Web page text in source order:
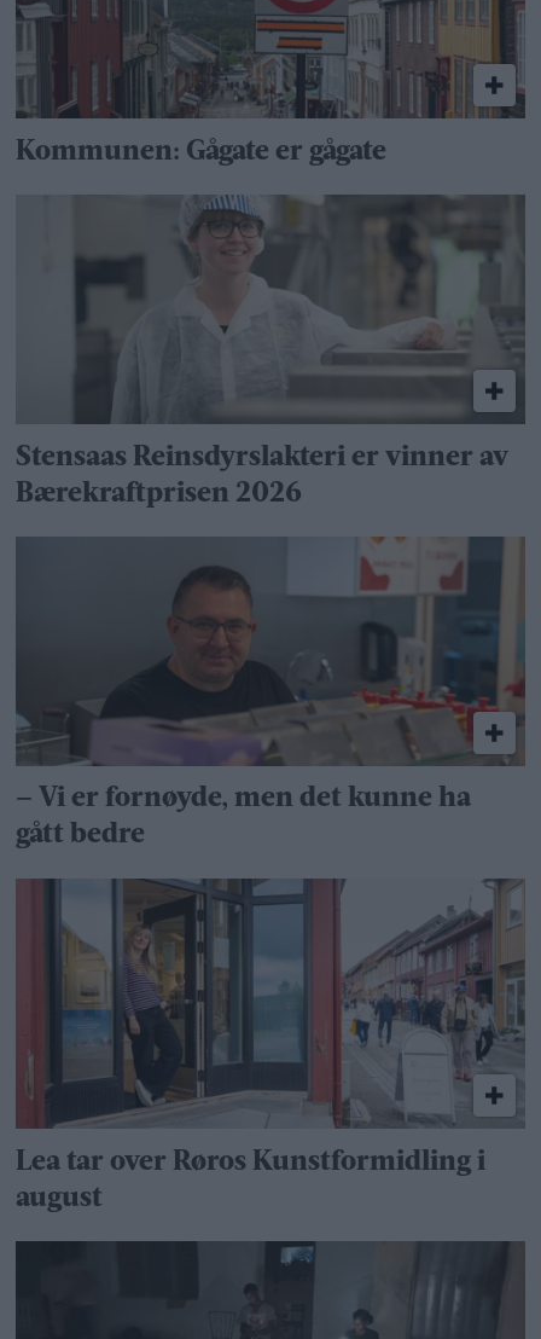
Kommunen: Gågate er gågate
Stensaas Reinsdyrslakteri er vinner av
Bærekraftprisen 2026
– Vi er fornøyde, men det kunne ha
gått bedre
Lea tar over Røros Kunstformidling i
august